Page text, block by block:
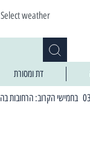
Select weather
דת ומסורת